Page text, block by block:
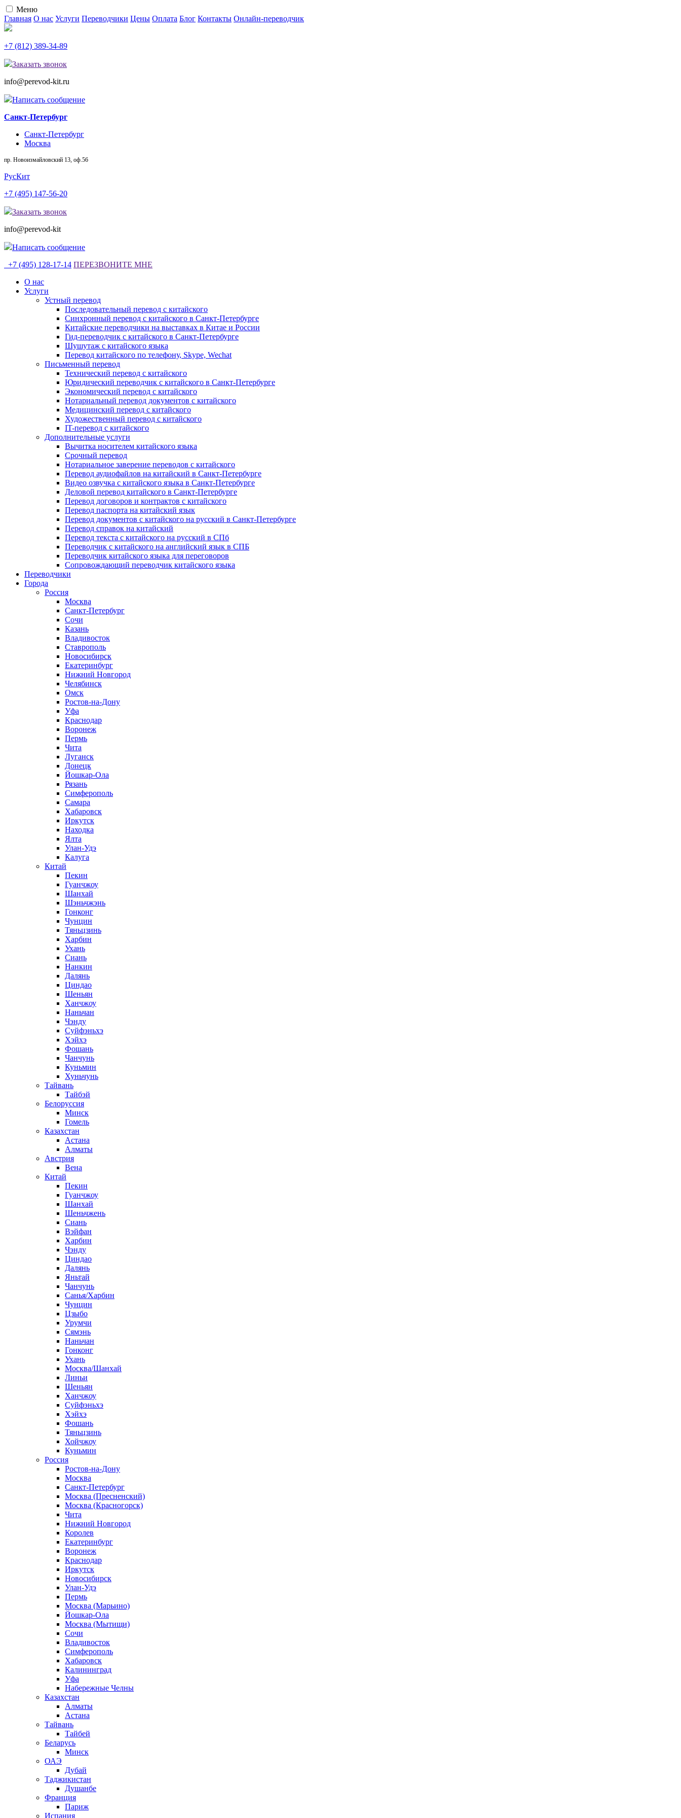
Меню
Главная О нас Услуги Переводчики Цены Оплата Блог Контакты Онлайн-переводчик
+7 (812) 389-34-89
Заказать звонок
info@perevod-kit.ru
Написать сообщение
Санкт-Петербург
Санкт-Петербург
Москва
пр. Новоизмайловский 13, оф.56
РусКит
+7 (495) 147-56-20
Заказать звонок
info@perevod-kit
Написать сообщение
+7 (495) 128-17-14 ПЕРЕЗВОНИТЕ МНЕ
О нас
Услуги
Устный перевод
Последовательный перевод с китайского
Синхронный перевод с китайского в Санкт-Петербурге
Китайские переводчики на выставках в Китае и России
Гид-переводчик с китайского в Санкт-Петербурге
Шушутаж с китайского языка
Перевод китайского по телефону, Skype, Wechat
Письменный перевод
Технический перевод с китайского
Юридический переводчик с китайского в Санкт-Петербурге
Экономический перевод с китайского
Нотариальный перевод документов с китайского
Медицинский перевод с китайского
Художественный перевод с китайского
IT-перевод с китайского
Дополнительные услуги
Вычитка носителем китайского языка
Срочный перевод
Нотариальное заверение переводов с китайского
Перевод аудиофайлов на китайский в Санкт-Петербурге
Видео озвучка с китайского языка в Санкт-Петербурге
Деловой перевод китайского в Санкт-Петербурге
Перевод договоров и контрактов с китайского
Перевод паспорта на китайский язык
Перевод документов с китайского на русский в Санкт-Петербурге
Перевод справок на китайский
Перевод текста с китайского на русский в СПб
Переводчик с китайского на английский язык в СПБ
Переводчик китайского языка для переговоров
Сопровождающий переводчик китайского языка
Переводчики
Города
Россия
Москва
Санкт-Петербург
Сочи
Казань
Владивосток
Ставрополь
Новосибирск
Екатеринбург
Нижний Новгород
Челябинск
Омск
Ростов-на-Дону
Уфа
Краснодар
Воронеж
Пермь
Чита
Луганск
Донецк
Йошкар-Ола
Рязань
Симферополь
Самара
Хабаровск
Иркутск
Находка
Ялта
Улан-Удэ
Калуга
Китай
Пекин
Гуанчжоу
Шанхай
Шэньчжэнь
Гонконг
Чунцин
Тяньцзинь
Харбин
Ухань
Сиань
Нанкин
Далянь
Циндао
Шеньян
Ханчжоу
Наньчан
Чэнду
Суйфэньхэ
Хэйхэ
Фошань
Чанчунь
Куньмин
Хуньчунь
Тайвань
Тайбэй
Белоруссия
Минск
Гомель
Казахстан
Астана
Алматы
Австрия
Вена
Китай
Пекин
Гуанчжоу
Шанхай
Шеньчжень
Сиань
Вэйфан
Харбин
Чэнду
Циндао
Далянь
Яньтай
Чанчунь
Санья/Харбин
Чунцин
Цзыбо
Урумчи
Сямэнь
Наньчан
Гонконг
Ухань
Москва/Шанхай
Линьи
Шеньян
Ханчжоу
Суйфэньхэ
Хэйхэ
Фошань
Тяньцзинь
Хойчжоу
Куньмин
Россия
Ростов-на-Дону
Москва
Санкт-Петербург
Москва (Пресненский)
Москва (Красногорск)
Чита
Нижний Новгород
Королев
Екатеринбург
Воронеж
Краснодар
Иркутск
Новосибирск
Улан-Удэ
Пермь
Москва (Марьино)
Йошкар-Ола
Москва (Мытищи)
Сочи
Владивосток
Симферополь
Хабаровск
Калининград
Уфа
Набережные Челны
Казахстан
Алматы
Астана
Тайвань
Тайбей
Беларусь
Минск
ОАЭ
Дубай
Таджикистан
Душанбе
Франция
Париж
Испания